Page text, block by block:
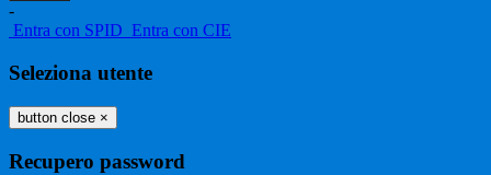
-
Entra con SPID Entra con CIE
Seleziona utente
button close ×
Recupero password